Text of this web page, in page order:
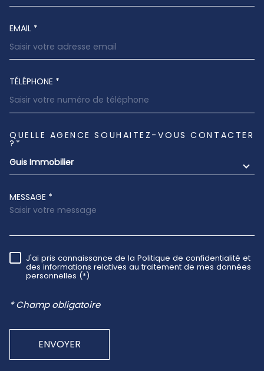
EMAIL *
TÉLÉPHONE *
TRAD_MELTEM_VOREDEMANDE
QUELLE AGENCE SOUHAITEZ-VOUS CONTACTER
?*
Guis Immobilier
MESSAGE *
RÈGLEMENTATION
J'ai pris connaissance de la Politique de confidentialité et
des informations relatives au traitement de mes données
personnelles (*)
* Champ obligatoire
ENVOYER